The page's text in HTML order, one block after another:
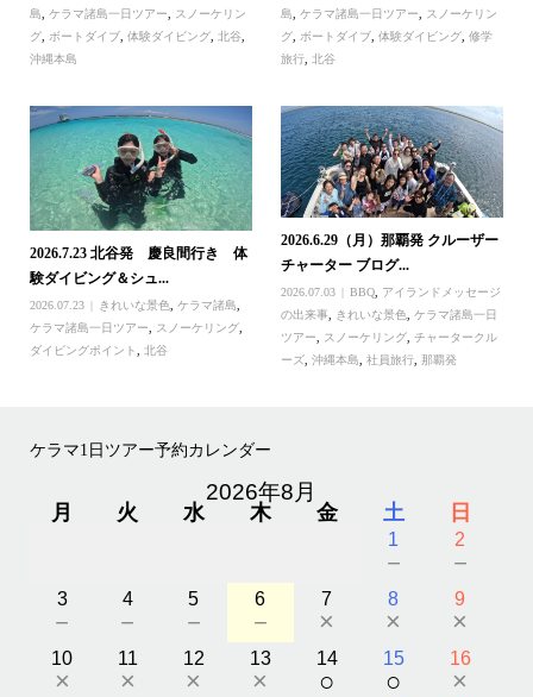
島, ケラマ諸島一日ツアー, スノーケリン
グ, ボートダイブ, 体験ダイビング, 北谷,
沖縄本島
島,ケラマ諸島一日ツアー, スノーケリン
グ,ボートダイブ,体験ダイビング,修学
旅行,北谷
2026.7.23 北谷発 慶良間行き 体
験ダイビング＆シュ...
2026.07.23 きれいな景色, ケラマ諸島,
ケラマ諸島一日ツアー, スノーケリング,
ダイビングポイント, 北谷
2026.6.29（月）那覇発 クルーザー
チャーター ブログ...
2026.07.03 BBQ
アイランドメッセージ
の出来事
きれいな景色 ,ケラマ諸島一日
ツアー
スノーケリング ,チャータークル
ーズ ,沖縄本島 ,社員旅行 ,那覇発
ケラマ1日ツアー予約カレンダー
2026年8月
月 火 水 木 金 土 日
1
－
2
－
3
－
4
－
5
－
6
－
7
×
8
×
9
×
10
×
11
×
12
×
13
×
14
○
15
○
16
×